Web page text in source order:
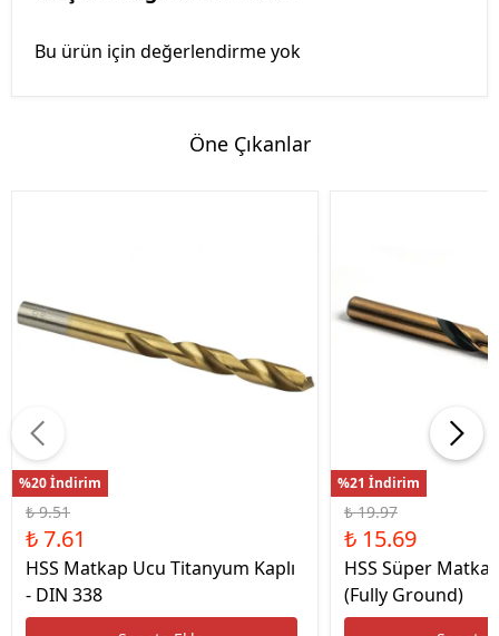
Bu ürün için değerlendirme yok
Öne Çıkanlar
%20 İndirim
₺ 9.51
₺ 7.61
HSS Matkap Ucu Titanyum Kaplı
- DIN 338
%21 İndirim
₺ 19.97
₺ 15.69
HSS Süper
(Fully Ground)